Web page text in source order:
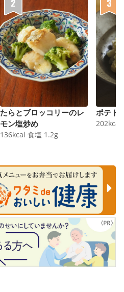
たらとブロッコリーのレ
モン塩炒め
136kcal 食塩 1.2g
ポテト
202kcal